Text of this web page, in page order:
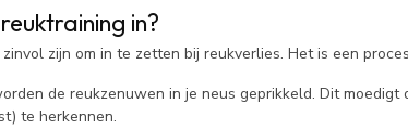
in?
zijn om in te zetten bij reukverlies. Het is een
de reukzenuwen in je neus geprikkeld. Dit
te herkennen.